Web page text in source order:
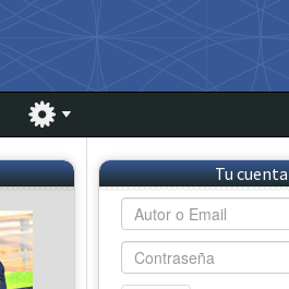
Tu cuenta